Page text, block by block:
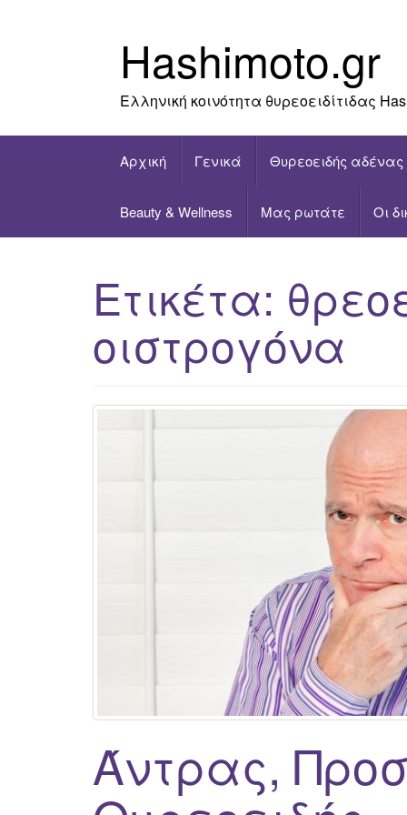
Hashimoto.gr
Ελληνική κοινότητα θυρεοειδίτιδας
Αρχική Γενικά Θυρεοειδής αδένας
Beauty & Wellness Μας ρωτάτε Οι
Ετικέτα:
οιστρογόνα
Άντρας,